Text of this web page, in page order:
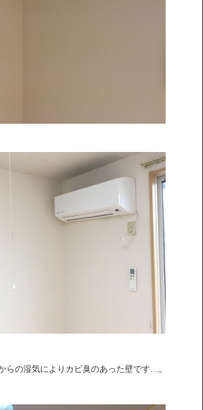
らの湿気によりカビ臭のあった壁です…。